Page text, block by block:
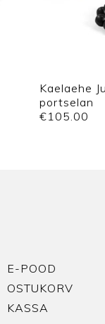
Kaelaehe
portselan
€105.00
E-POOD
OSTUKORV
KASSA